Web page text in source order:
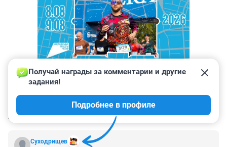
КОММЕНТАРИИ 18
Суходрищев
Получай награды за комментарии и другие
задания!
Подробнее в профиле